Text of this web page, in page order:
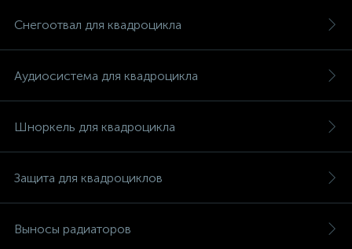
Снегоотвал для квадроцикла
Аудиосистема для квадроцикла
Шноркель для квадроцикла
Защита для квадроциклов
Выносы радиаторов